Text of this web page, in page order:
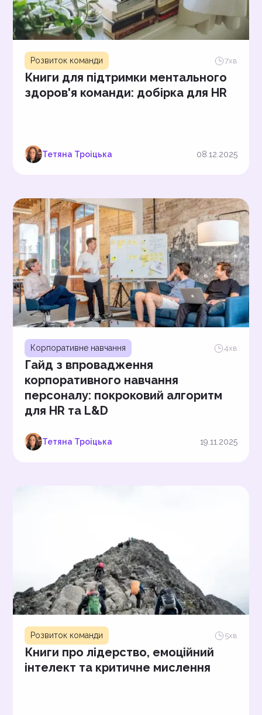
Розвиток команди 7хв
Книги для підтримки ментального
здоров'я команди: добірка для HR
Тетяна Троіцька 08.12.2025
Корпоративне навчання 4хв
Гайд з впровадження
корпоративного навчання
персоналу: покроковий алгоритм
для HR та L&D
Тетяна Троіцька 19.11.2025
Розвиток команди 5хв
Книги про лідерство, емоційний
інтелект та критичне мислення